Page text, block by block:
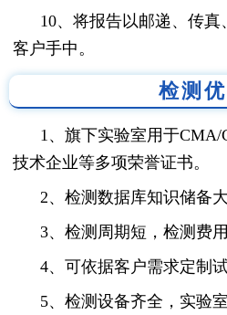
10、将报告以邮递、传
客户手中。
检测
1、旗下实验室用于
技术企业等多项荣誉证书。
2、检测数据库知识储备
3、检测周期短，检测费用
4、可依据客户需求定制试
5、检测设备齐全，实验